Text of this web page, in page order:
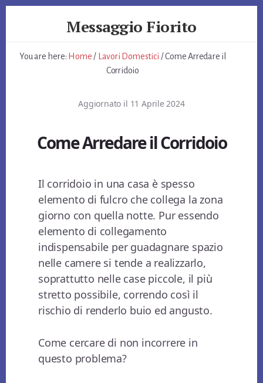
Messaggio Fiorito
You are here: Home / Lavori Domestici /Come Arredare il
Corridoio
Aggiornato il 11 Aprile 2024
Come Arredare il Corridoio
Il corridoio in una casa è spesso
elemento di fulcro che collega la zona
giorno con quella notte. Pur essendo
elemento di collegamento
indispensabile per guadagnare spazio
nelle camere si tende a realizzarlo,
soprattutto nelle case piccole, il più
stretto possibile, correndo così il
rischio di renderlo buio ed angusto.
Come cercare di non incorrere in
questo problema?